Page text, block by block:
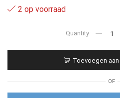
€33.95.
2 op voorraad
12,5gr
aantal
Toevoegen
OF